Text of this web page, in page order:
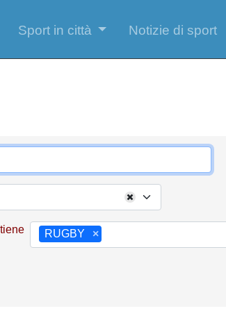
Sport in città Notizie di sport
×
RUGBY